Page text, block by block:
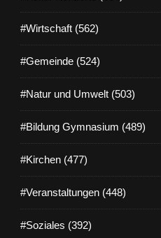
#Wirtschaft (562)
#Gemeinde (524)
#Natur und Umwelt (503)
#Bildung Gymnasium (489)
#Kirchen (477)
#Veranstaltungen (448)
#Soziales (392)